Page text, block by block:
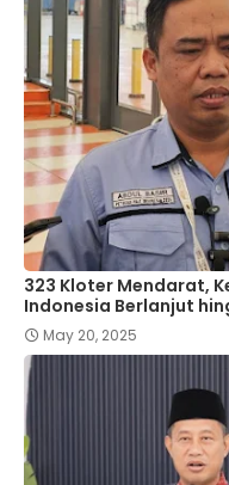
323 Kloter Mendarat,
Indonesia Berlanjut
May 20, 2025